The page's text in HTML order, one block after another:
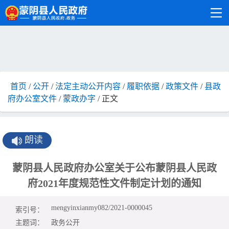
首页 / 公开 /法定主动公开内容 / 履职依据 /政策文件 / 县政
府办公室文件 / 蒙政办字 / 正文
朗读
蒙阴县人民政府办公室关于公布蒙阴县人民政
府2021年度规范性文件制定计划的通知
索引号：
mengyinxianmy082/2021-0000045
主题词：
政务公开